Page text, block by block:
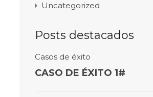
Uncategorized
Posts destacados